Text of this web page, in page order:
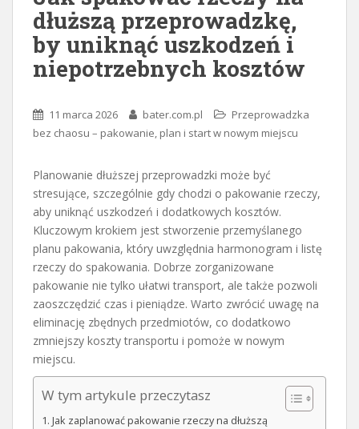
dłuższą przeprowadzkę,
by uniknąć uszkodzeń i
niepotrzebnych kosztów
11 marca 2026 bater.com.pl
Przeprowadzka
bez chaosu – pakowanie, plan i start w nowym miejscu
Planowanie dłuższej przeprowadzki może być
stresujące, szczególnie gdy chodzi o pakowanie rzeczy,
aby uniknąć uszkodzeń i dodatkowych kosztów.
Kluczowym krokiem jest stworzenie przemyślanego
planu pakowania, który uwzględnia harmonogram i listę
rzeczy do spakowania. Dobrze zorganizowane
pakowanie nie tylko ułatwi transport, ale także pozwoli
zaoszczędzić czas i pieniądze. Warto zwrócić uwagę na
eliminację zbędnych przedmiotów, co dodatkowo
zmniejszy koszty transportu i pomoże w nowym
miejscu.
W tym artykule przeczytasz
Jak zaplanować pakowanie rzeczy na dłuższą